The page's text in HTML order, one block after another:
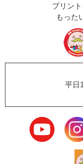
プリン
もった
平日